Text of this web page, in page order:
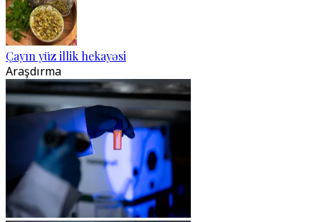
Çayın yüz illik hekayəsi
Araşdırma